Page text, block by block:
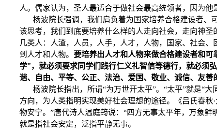
人。儒家认为，圣人最适合于做社会最高统领者，因为他
杨波院长强调，我们肩负着为国家培养合格建设者、
该思考，我们到底要培养什么样的人走向社会，走向神圣
几类人：人渣，人员，人手，人才，人物，国家、社会、
到人才和人物。 要培养出人才和人物来做合格建设者和可
学”，就必须要求同学们践行仁义礼智信等德行，就必须
谐、自由、平等、公正、法治、爱国、敬业、诚信、友善
杨波院长指出，所谓“为万世开太平”。“太平”就是“
方向，为人类指明实现美好社会理想的途径。《吕氏春秋
物安宁。”唐代诗人温庭筠说：“四方无事太平年，万象鲜
就是指社会安定，泛指平静无事。